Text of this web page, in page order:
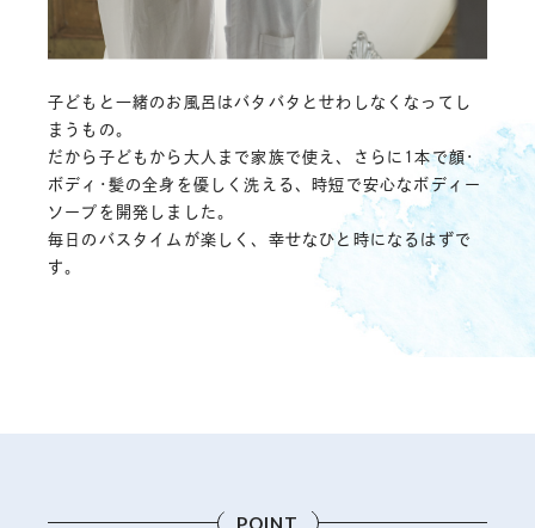
子どもと一緒のお風呂はバタバタとせわしなくなってし
まうもの。
だから子どもから大人まで家族で使え、さらに1本で顔･
ボディ･髪の全身を優しく洗える、時短で安心なボディー
ソープを開発しました。
毎日のバスタイムが楽しく、幸せなひと時になるはずで
す。
POINT